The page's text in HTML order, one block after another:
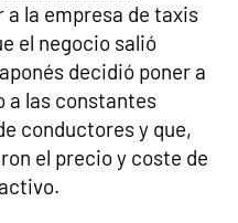
la empresa de taxis
el negocio salió
decidió poner a
a las constantes
conductores y que,
el precio y coste de